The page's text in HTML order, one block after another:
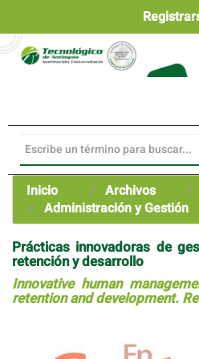
Contenido
principal
Inicio Archivos
Administración y Gestión
Prácticas innovadoras de
retención y desarrollo
Innovative human
retention and development.